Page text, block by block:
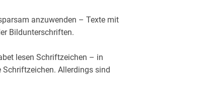
anzuwenden – Texte mit
Bildunterschriften.
lesen Schriftzeichen – in
Allerdings sind